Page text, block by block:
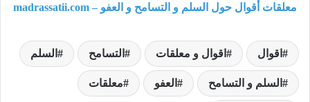
معلقات أقوال حول السلم و التسامح و العفو – madrassatii.com
اقوال اقوال و معلقات التسامح السلم
السلم و التسامح العفو معلقات